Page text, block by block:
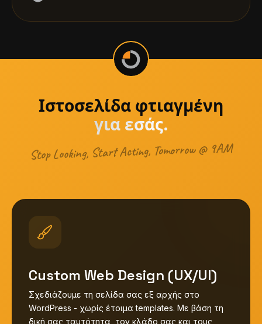
Ιστοσελίδα φτιαγμένη
για εσάς.
Stop Looking, Start Acting, Tomorrow @ 9AM
Custom Web Design (UX/UI)
Σχεδιάζουμε τη σελίδα σας εξ αρχής στο
WordPress - χωρίς έτοιμα templates. Με βάση τη
δική σας ταυτότητα, τον κλάδο σας και τους